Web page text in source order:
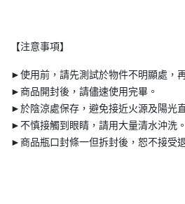
【注意事項】
►使用前，請先測試於物件不明顯處，
►商品開封後，請儘速使用完畢。
►於陰涼處保存，避免接近火源及陽光
►不慎接觸到眼睛，請用大量清水沖洗。
►商品瓶口封條一但拆封後，恕不接受